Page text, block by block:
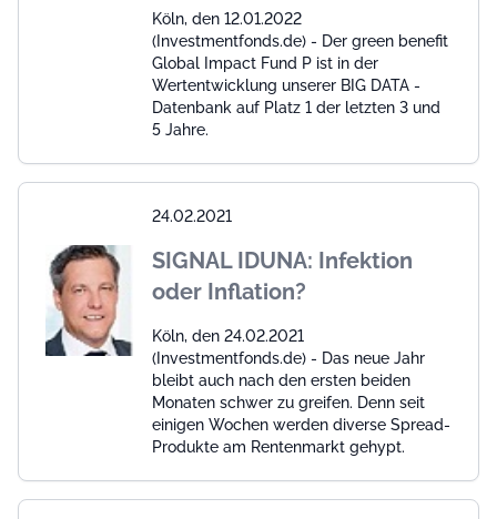
Köln, den 12.01.2022
(Investmentfonds.de) - Der green benefit
Global Impact Fund P ist in der
Wertentwicklung unserer BIG DATA -
Datenbank auf Platz 1 der letzten 3 und
5 Jahre.
24.02.2021
SIGNAL IDUNA: Infektion
oder Inflation?
Köln, den 24.02.2021
(Investmentfonds.de) - Das neue Jahr
bleibt auch nach den ersten beiden
Monaten schwer zu greifen. Denn seit
einigen Wochen werden diverse Spread-
Produkte am Rentenmarkt gehypt.